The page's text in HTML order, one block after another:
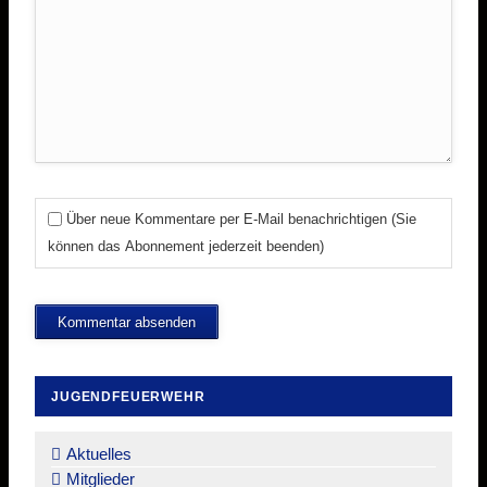
Über neue Kommentare per E-Mail benachrichtigen (Sie
können das Abonnement jederzeit beenden)
Kommentar absenden
JUGENDFEUERWEHR
überspringen
Aktuelles
Mitglieder